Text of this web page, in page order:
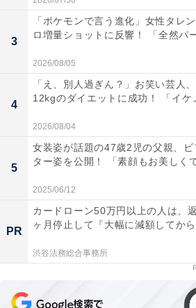
3
「ポケモンで言う進化」女性タレ
ロ増量ショットに反響！ 「全然パ
2026/08/05
4
「え、別人過ぎん？」お笑い芸人
12kgのダイエットに成功！ 「イケ
2026/08/04
5
女装姿が話題の47歳2児の父親、ビ
ター姿を公開！ 「素顔もお美しく
2025/06/12
PR
カードローン50万円以上の人は、
ヶ月停止して『大幅に減額してか
渋谷法務総合事務所